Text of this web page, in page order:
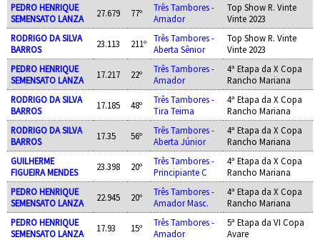
PEDRO HENRIQUE
SEMENSATO LANZA
27.679 77º
Três Tambores -
Amador
Top Show R. Vinte
Vinte 2023
RODRIGO DA SILVA
BARROS
23.113 211º
Três Tambores -
Aberta Sênior
Top Show R. Vinte
Vinte 2023
PEDRO HENRIQUE
SEMENSATO LANZA
17.217 22º
Três Tambores -
Amador
4ª Etapa da X Copa
Rancho Mariana
RODRIGO DA SILVA
BARROS
17.185 48º
Três Tambores -
Tira Teima
4ª Etapa da X Copa
Rancho Mariana
RODRIGO DA SILVA
BARROS
17.35 56º
Três Tambores -
Aberta Júnior
4ª Etapa da X Copa
Rancho Mariana
GUILHERME
FIGUEIRA MENDES
23.398 20º
Três Tambores -
Principiante C
4ª Etapa da X Copa
Rancho Mariana
PEDRO HENRIQUE
SEMENSATO LANZA
22.945 20º
Três Tambores -
Amador Masc.
4ª Etapa da X Copa
Rancho Mariana
PEDRO HENRIQUE
SEMENSATO LANZA
17.93 15º
Três Tambores -
Amador
5ª Etapa da VI Copa
Avare